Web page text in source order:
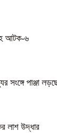
আটক-৬
সংঙ্গে পাঞ্জা
লাশ উদ্ধার